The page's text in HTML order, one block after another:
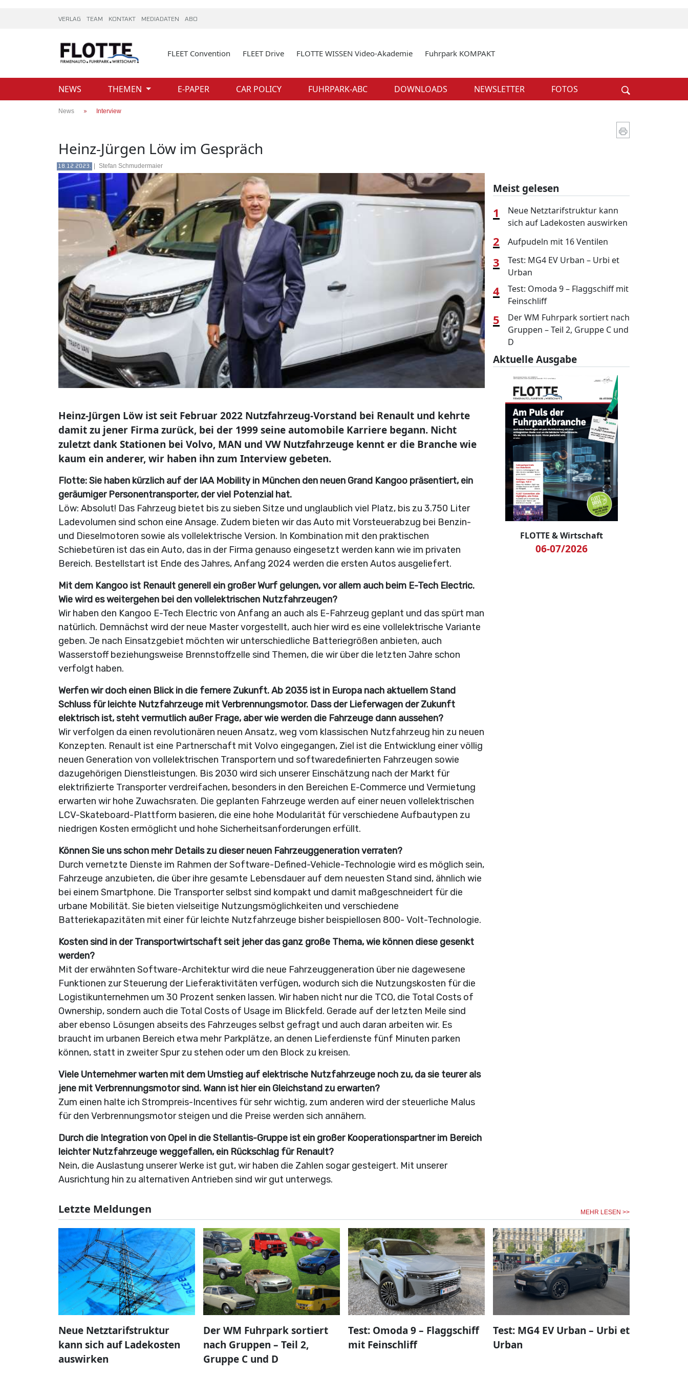
VERLAG TEAM KONTAKT MEDIADATEN ABO
FLEET Convention FLEET Drive FLOTTE WISSEN Video-Akademie Fuhrpark KOMPAKT
NEWS THEMEN E-PAPER CAR POLICY FUHRPARK-ABC DOWNLOADS NEWSLETTER FOTOS
News Interview
Heinz-Jürgen Löw im Gespräch
18.12.2023. Stefan Schmudermaier
Heinz-Jürgen Löw ist seit Februar 2022 Nutzfahrzeug-Vorstand bei Renault und kehrte
damit zu jener Firma zurück, bei der 1999 seine automobile Karriere begann. Nicht
zuletzt dank Stationen bei Volvo, MAN und VW Nutzfahrzeuge kennt er die Branche wie
kaum ein anderer, wir haben ihn zum Interview gebeten.
Flotte: Sie haben kürzlich auf der IAA Mobility in München den neuen Grand Kangoo präsentiert, ein
geräumiger Personentransporter, der viel Potenzial hat.
Löw: Absolut! Das Fahrzeug bietet bis zu sieben Sitze und unglaublich viel Platz, bis zu 3.750 Liter
Ladevolumen sind schon eine Ansage. Zudem bieten wir das Auto mit Vorsteuerabzug bei Benzin-
und Dieselmotoren sowie als vollelektrische Version. In Kombination mit den praktischen
Schiebetüren ist das ein Auto, das in der Firma genauso eingesetzt werden kann wie im privaten
Bereich. Bestellstart ist Ende des Jahres, Anfang 2024 werden die ersten Autos ausgeliefert.
Mit dem Kangoo ist Renault generell ein großer Wurf gelungen, vor allem auch beim E-Tech Electric.
Wie wird es weitergehen bei den vollelektrischen Nutzfahrzeugen?
Wir haben den Kangoo E-Tech Electric von Anfang an auch als E-Fahrzeug geplant und das spürt man
natürlich. Demnächst wird der neue Master vorgestellt, auch hier wird es eine vollelektrische Variante
geben. Je nach Einsatzgebiet möchten wir unterschiedliche Batteriegrößen anbieten, auch
Wasserstoff beziehungsweise Brennstoffzelle sind Themen, die wir über die letzten Jahre schon
verfolgt haben.
Werfen wir doch einen Blick in die fernere Zukunft. Ab 2035 ist in Europa nach aktuellem Stand
Schluss für leichte Nutzfahrzeuge mit Verbrennungsmotor. Dass der Lieferwagen der Zukunft
elektrisch ist, steht vermutlich außer Frage, aber wie werden die Fahrzeuge dann aussehen?
Wir verfolgen da einen revolutionären neuen Ansatz, weg vom klassischen Nutzfahrzeug hin zu neuen
Konzepten. Renault ist eine Partnerschaft mit Volvo eingegangen, Ziel ist die Entwicklung einer völlig
neuen Generation von vollelektrischen Transportern und softwaredefinierten Fahrzeugen sowie
dazugehörigen Dienstleistungen. Bis 2030 wird sich unserer Einschätzung nach der Markt für
elektrifizierte Transporter verdreifachen, besonders in den Bereichen E-Commerce und Vermietung
erwarten wir hohe Zuwachsraten. Die geplanten Fahrzeuge werden auf einer neuen vollelektrischen
LCV-Skateboard-Plattform basieren, die eine hohe Modularität für verschiedene Aufbautypen zu
niedrigen Kosten ermöglicht und hohe Sicherheitsanforderungen erfüllt.
Können Sie uns schon mehr Details zu dieser neuen Fahrzeuggeneration verraten?
Durch vernetzte Dienste im Rahmen der Software-Defined-Vehicle-Technologie wird es möglich sein,
Fahrzeuge anzubieten, die über ihre gesamte Lebensdauer auf dem neuesten Stand sind, ähnlich wie
bei einem Smartphone. Die Transporter selbst sind kompakt und damit maßgeschneidert für die
urbane Mobilität. Sie bieten vielseitige Nutzungsmöglichkeiten und verschiedene
Batteriekapazitäten mit einer für leichte Nutzfahrzeuge bisher beispiellosen 800- Volt-Technologie.
Kosten sind in der Transportwirtschaft seit jeher das ganz große Thema, wie können diese gesenkt
werden?
Mit der erwähnten Software-Architektur wird die neue Fahrzeuggeneration über nie dagewesene
Funktionen zur Steuerung der Lieferaktivitäten verfügen, wodurch sich die Nutzungskosten für die
Logistikunternehmen um 30 Prozent senken lassen. Wir haben nicht nur die TCO, die Total Costs of
Ownership, sondern auch die Total Costs of Usage im Blickfeld. Gerade auf der letzten Meile sind
aber ebenso Lösungen abseits des Fahrzeuges selbst gefragt und auch daran arbeiten wir. Es
braucht im urbanen Bereich etwa mehr Parkplätze, an denen Lieferdienste fünf Minuten parken
können, statt in zweiter Spur zu stehen oder um den Block zu kreisen.
Viele Unternehmer warten mit dem Umstieg auf elektrische Nutzfahrzeuge noch zu, da sie teurer als
jene mit Verbrennungsmotor sind. Wann ist hier ein Gleichstand zu erwarten?
Zum einen halte ich Strompreis-Incentives für sehr wichtig, zum anderen wird der steuerliche Malus
für den Verbrennungsmotor steigen und die Preise werden sich annähern.
Durch die Integration von Opel in die Stellantis-Gruppe ist ein großer Kooperationspartner im Bereich
leichter Nutzfahrzeuge weggefallen, ein Rückschlag für Renault?
Nein, die Auslastung unserer Werke ist gut, wir haben die Zahlen sogar gesteigert. Mit unserer
Ausrichtung hin zu alternativen Antrieben sind wir gut unterwegs.
Meist gelesen
1
Neue Netztarifstruktur kann
sich auf Ladekosten auswirken
2 Aufpudeln mit 16 Ventilen
3
Test: MG4 EV Urban – Urbi et
Urban
4
Test: Omoda 9 – Flaggschiff mit
Feinschliff
5
Der WM Fuhrpark sortiert nach
Gruppen – Teil 2, Gruppe C und
D
Aktuelle Ausgabe
FLOTTE & Wirtschaft
06-07/2026
Letzte Meldungen MEHR LESEN >>
Neue Netztarifstruktur
kann sich auf Ladekosten
auswirken
Der WM Fuhrpark sortiert
nach Gruppen – Teil 2,
Gruppe C und D
Test: Omoda 9 – Flaggschiff
mit Feinschliff
Test: MG4 EV Urban – Urbi et
Urban